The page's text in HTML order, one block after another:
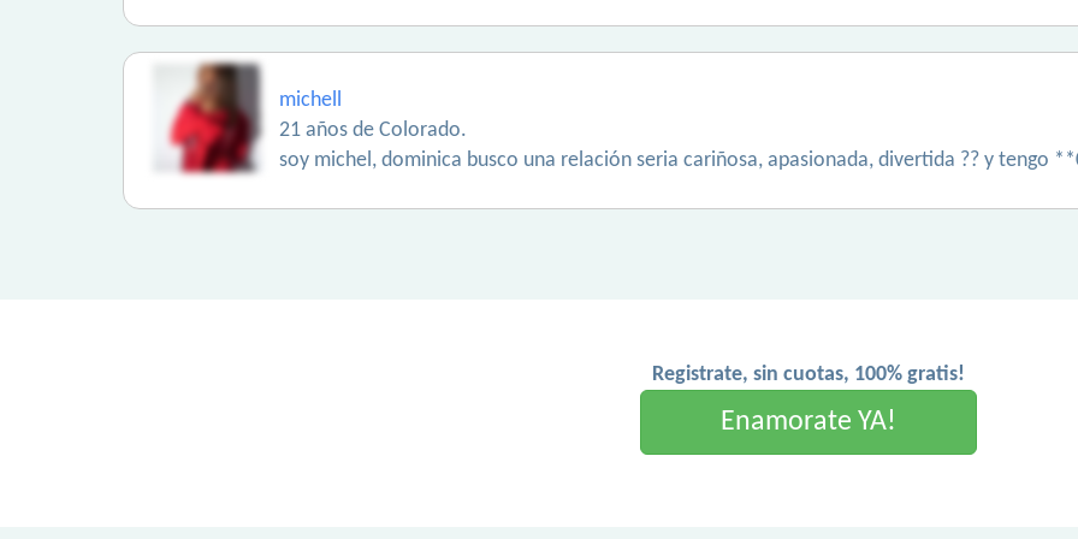
michell
21 años de Colorado.
soy michel, dominica busco una relación seria cariñosa, apasionada, divertida ?? y tengo
Registrate, sin cuotas, 100% gratis!
Enamorate YA!